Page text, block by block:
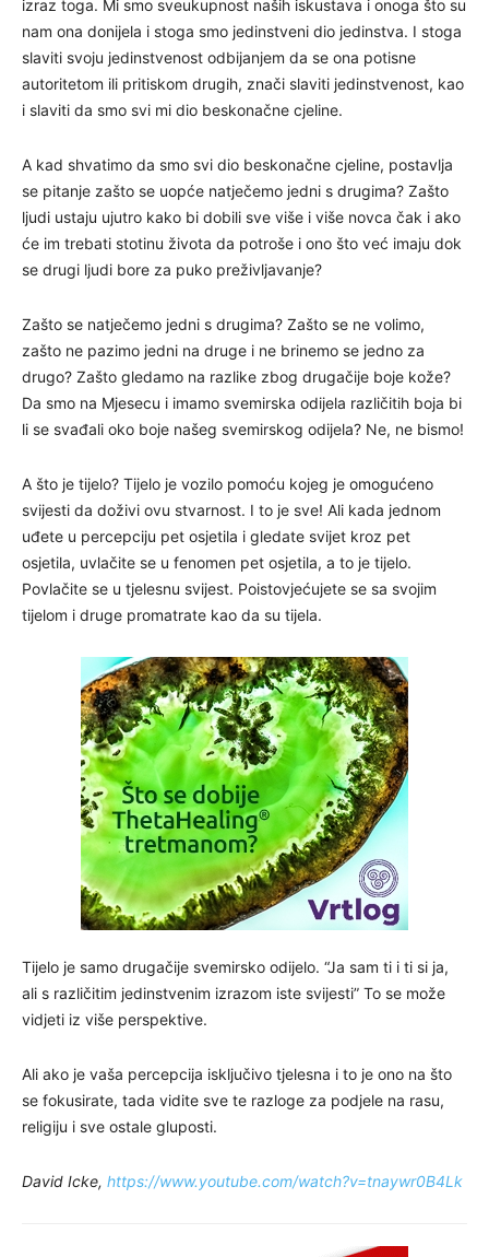
izraz toga. Mi smo sveukupnost naših iskustava i onoga što su
nam ona donijela i stoga smo jedinstveni dio jedinstva. I stoga
slaviti svoju jedinstvenost odbijanjem da se ona potisne
autoritetom ili pritiskom drugih, znači slaviti jedinstvenost, kao
i slaviti da smo svi mi dio beskonačne cjeline.
A kad shvatimo da smo svi dio beskonačne cjeline, postavlja
se pitanje zašto se uopće natječemo jedni s drugima? Zašto
ljudi ustaju ujutro kako bi dobili sve više i više novca čak i ako
će im trebati stotinu života da potroše i ono što već imaju dok
se drugi ljudi bore za puko preživljavanje?
Zašto se natječemo jedni s drugima? Zašto se ne volimo,
zašto ne pazimo jedni na druge i ne brinemo se jedno za
drugo? Zašto gledamo na razlike zbog drugačije boje kože?
Da smo na Mjesecu i imamo svemirska odijela različitih boja bi
li se svađali oko boje našeg svemirskog odijela? Ne, ne bismo!
A što je tijelo? Tijelo je vozilo pomoću kojeg je omogućeno
svijesti da doživi ovu stvarnost. I to je sve! Ali kada jednom
uđete u percepciju pet osjetila i gledate svijet kroz pet
osjetila, uvlačite se u fenomen pet osjetila, a to je tijelo.
Povlačite se u tjelesnu svijest. Poistovjećujete se sa svojim
tijelom i druge promatrate kao da su tijela.
Tijelo je samo drugačije svemirsko odijelo. “Ja sam ti i ti si ja,
ali s različitim jedinstvenim izrazom iste svijesti” To se može
vidjeti iz više perspektive.
Ali ako je vaša percepcija isključivo tjelesna i to je ono na što
se fokusirate, tada vidite sve te razloge za podjele na rasu,
religiju i sve ostale gluposti.
David Icke, https://www.youtube.com/watch?v=tnaywr0B4Lk